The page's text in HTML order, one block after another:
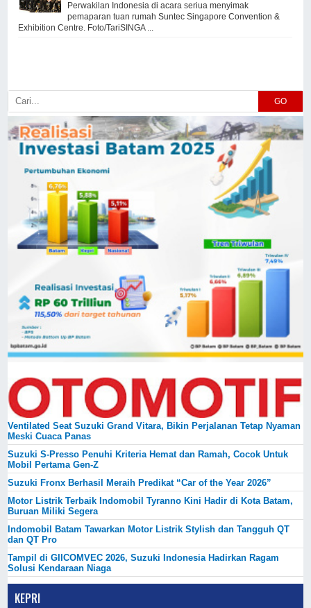
Perwakilan Indonesia di acara seriua menyimak
pemaparan tuan rumah Suntec Singapore Convention &
Exhibition Centre. Foto/TariSINGA ...
GO
Ventilated Seat Suzuki Grand Vitara, Bikin Perjalanan Tetap Nyaman
Meski Cuaca Panas
Suzuki S-Presso Penuhi Kriteria Hemat dan Ramah, Cocok Untuk
Mobil Pertama Gen-Z
Suzuki Fronx Berhasil Meraih Predikat “Car of the Year 2026”
Motor Listrik Terbaik Indomobil Tyranno Kini Hadir di Kota Batam,
Buruan Miliki Segera
Indomobil Batam Tawarkan Motor Listrik Stylish dan Tangguh QT
dan QT Pro
Tampil di GIICOMVEC 2026, Suzuki Indonesia Hadirkan Ragam
Solusi Kendaraan Niaga
KEPRI